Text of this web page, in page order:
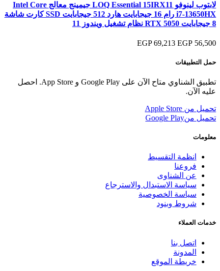
لابتوب لينوفو LOQ Essential 15IRX11 جيمينج معالج Intel Core
i7-13650HX رام 16 جيجابايت هارد 512 جيجابايت SSD كارت شاشة
8 جيجابايت RTX 5050 نظام تشغيل ويندوز 11
56,500 EGP
69,213 EGP
حمل التطبيقات
تطبيق الشناوي متاح الآن على Google Play و App Store. احصل
عليه الآن.
تحميل من Apple Store
تحميل منGoogle Play
معلومات
انظمة التقسيط
فروعنا
عن الشناوى
سياسة الاستبدال والاسترجاع
سياسة الخصوصية
شروط وبنود
خدمات العملاء
اتصل بنا
المدونة
خريطة الموقع